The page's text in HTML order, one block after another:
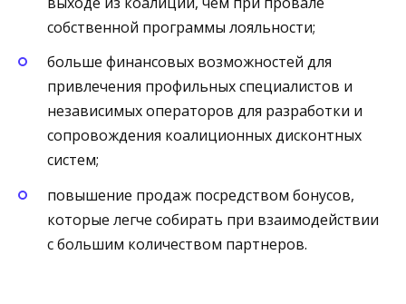
собственной программы лояльности;
больше финансовых возможностей для
привлечения профильных специалистов и
независимых операторов для разработки и
сопровождения коалиционных дисконтных
систем;
повышение продаж посредством бонусов,
которые легче собирать при взаимодействии
с большим количеством партнеров.